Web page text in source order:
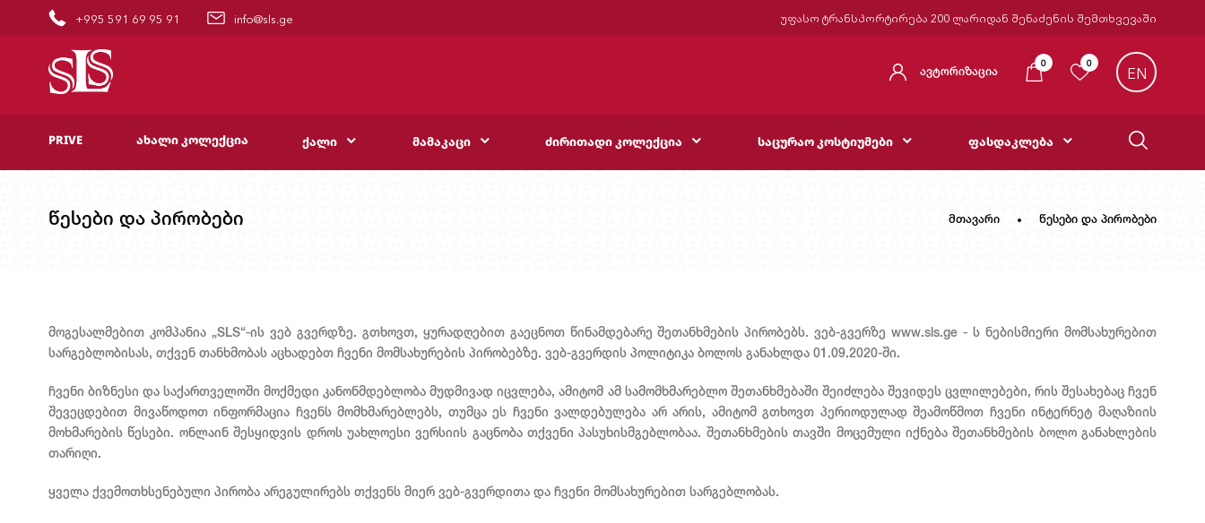
+995 591 69 95 91 info@sls.ge უფასო ტრანსპორტირება 200 ლარიდან შენაძენის შემთხვევაში
ავტორიზაცია
0 0 EN
PRIVE ახალი კოლექცია ქალი მამაკაცი ძირითადი კოლექცია საცურაო კოსტიუმები ფასდაკლება
წესები და პირობები მთავარი წესები და პირობები
მოგესალმებით კომპანია „SLS“-ის ვებ გვერდზე. გთხოვთ, ყურადღებით გაეცნოთ წინამდებარე შეთანხმების პირობებს. ვებ-გვერზე www.sls.ge - ს ნებისმიერი მომსახურებით
სარგებლობისას, თქვენ თანხმობას აცხადებთ ჩვენი მომსახურების პირობებზე. ვებ-გვერდის პოლიტიკა ბოლოს განახლდა 01.09.2020-ში.
ჩვენი ბიზნესი და საქართველოში მოქმედი კანონმდებლობა მუდმივად იცვლება, ამიტომ ამ სამომხმარებლო შეთანხმებაში შეიძლება შევიდეს ცვლილებები, რის შესახებაც ჩვენ
შევეცდებით მივაწოდოთ ინფორმაცია ჩვენს მომხმარებლებს, თუმცა ეს ჩვენი ვალდებულება არ არის, ამიტომ გთხოვთ პერიოდულად შეამოწმოთ ჩვენი ინტერნეტ მაღაზიის
მოხმარების წესები. ონლაინ შესყიდვის დროს უახლოესი ვერსიის გაცნობა თქვენი პასუხისმგებლობაა. შეთანხმების თავში მოცემული იქნება შეთანხმების ბოლო განახლების
თარიღი.
ყველა ქვემოთხსენებული პირობა არეგულირებს თქვენს მიერ ვებ-გვერდითა და ჩვენი მომსახურებით სარგებლობას.